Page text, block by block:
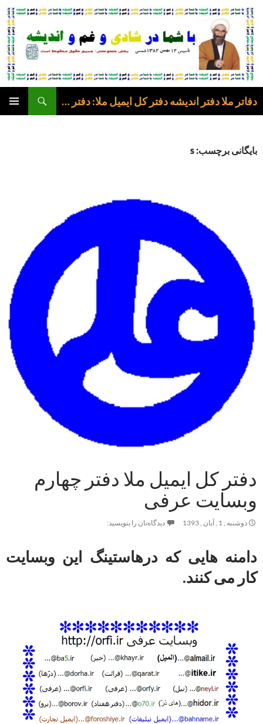
رفتن
نوشته‌ها
دفاتر ملا دفتر اندیشه دفتر کل ایمیل ملا: دفتر عرفی
بایگانی برچسب: s
دفتر کل ایمیل ملا دفتر چهارم
وبسایت عرفی
دوشنبه , 1 , آبان , 1393 دیدگاه‌تان را بنویسید:
دامنه هایی که درهاستینگ این وبسایت
کار می کنند.